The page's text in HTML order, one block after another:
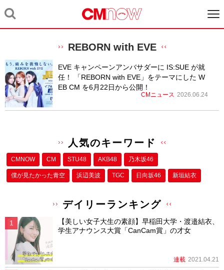
REBORN with EVE
EVE キャンペーンアンバサダーに IS:SUE が就
任！ 「REBORN with EVE」をテーマにした W
EB CM を6月22日から公開！
CMニュース 2026.06.24
人気のキーワード
CMNOW CM STU48 AKB48 乃木坂46
僕が⾒たかった⻘空 浜辺美波 TGC 日向坂46 新垣結衣
デイリーランキング
【美しい女子大生の素顔】早稲田大学・渡邉結衣、
学生アナウンス大賞「CanCam賞」の才女
連載 2021.04.21